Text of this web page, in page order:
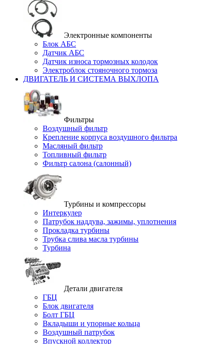
Электронные компоненты
Блок АБС
Датчик АБС
Датчик износа тормозных колодок
Электроблок стояночного тормоза
ДВИГАТЕЛЬ И СИСТЕМА ВЫХЛОПА
Фильтры
Воздушный фильтр
Крепление корпуса воздушного фильтра
Масляный фильтр
Топливный фильтр
Фильтр салона (салонный)
Турбины и компрессоры
Интеркулер
Патрубок наддува, зажимы, уплотнения
Прокладка турбины
Трубка слива масла турбины
Турбина
Детали двигателя
ГБЦ
Блок двигателя
Болт ГБЦ
Вкладыши и упорные кольца
Воздушный патрубок
Впускной коллектор